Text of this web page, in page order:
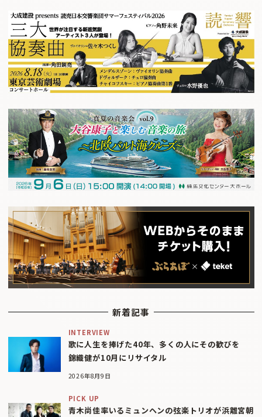
新着記事
INTERVIEW
歌に人生を捧げた40年、多くの人にその歓びを
錦織健が10月にリサイタル
2026年8月9日
PICK UP
青木尚佳率いるミュンヘンの弦楽トリオが浜離宮朝